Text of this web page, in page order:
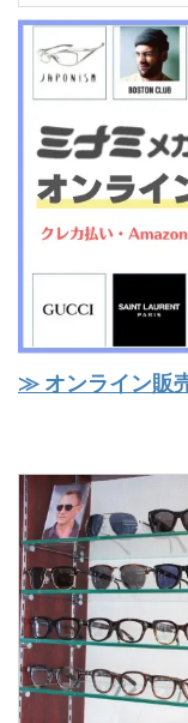
≫ オンライン販